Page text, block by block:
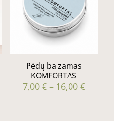
Pėdų balzamas
KOMFORTAS
7,00 € – 16,00 €Price